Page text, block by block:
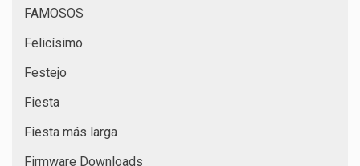
FAMOSOS
Felicísimo
Festejo
Fiesta
Fiesta más larga
Firmware Downloads